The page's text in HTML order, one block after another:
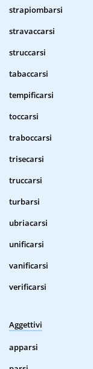
strapiombarsi
stravaccarsi
struccarsi
tabaccarsi
tempificarsi
toccarsi
traboccarsi
trisecarsi
truccarsi
turbarsi
ubriacarsi
unificarsi
vanificarsi
verificarsi
Aggettivi
apparsi